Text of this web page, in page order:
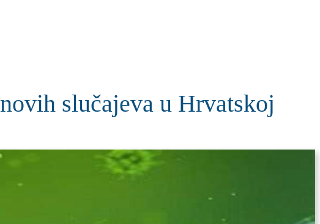
slučajeva u Hrvatskoj